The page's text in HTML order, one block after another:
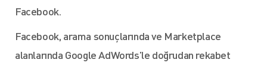
Facebook.
Facebook, arama sonuçlarında ve Marketplace
alanlarında Google AdWords’le doğrudan rekabet